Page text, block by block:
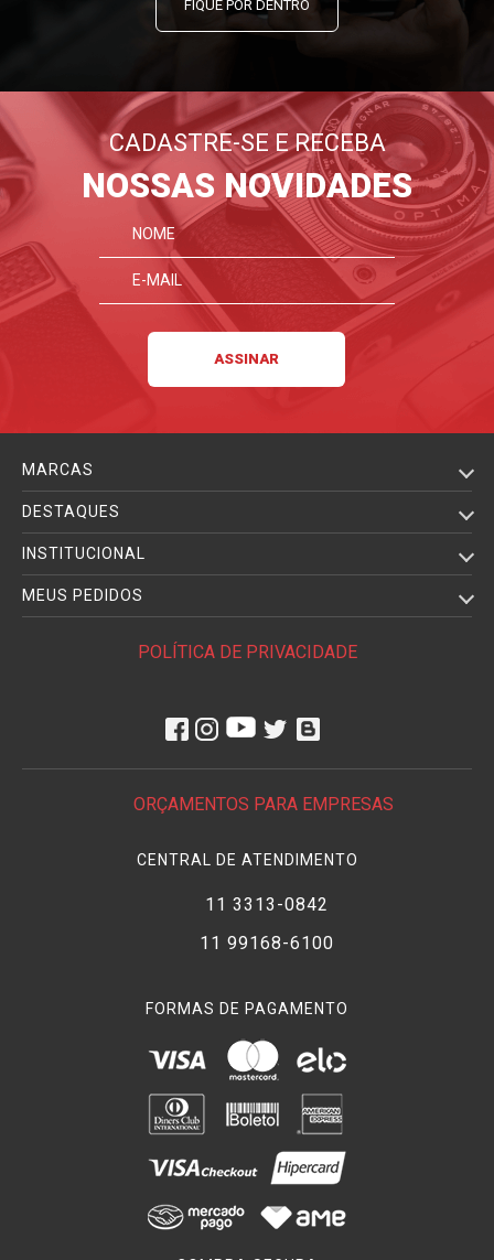
FIQUE POR DENTRO
CADASTRE-SE E RECEBA
NOSSAS NOVIDADES
MARCAS
DESTAQUES
INSTITUCIONAL
MEUS PEDIDOS
POLÍTICA DE PRIVACIDADE
ORÇAMENTOS PARA EMPRESAS
CENTRAL DE ATENDIMENTO
11 3313-0842
11 99168-6100
FORMAS DE PAGAMENTO